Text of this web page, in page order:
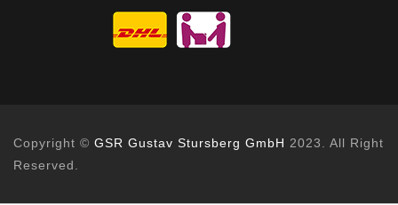
Copyright © GSR Gustav Stursberg GmbH 2023. All Right
Reserved.